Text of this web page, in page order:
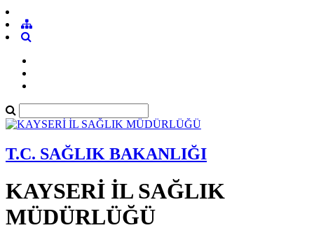
T.C. SAĞLIK BAKANLIĞI
KAYSERİ İL SAĞLIK
MÜDÜRLÜĞÜ